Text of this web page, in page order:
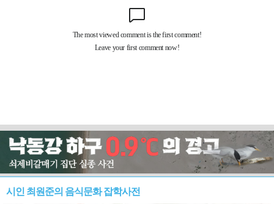
시인 최원준의 음식문화 잡학사전